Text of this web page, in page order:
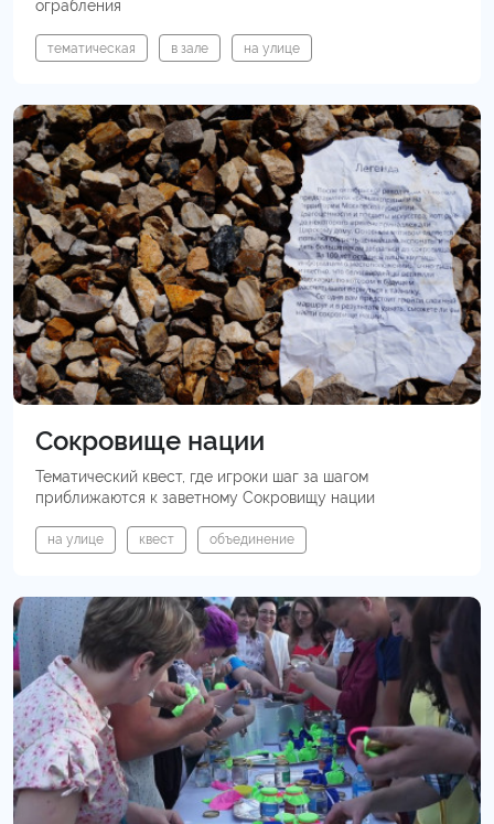
ограбления
тематическая в зале на улице
Сокровище нации
Тематический квест, где игроки шаг за шагом
приближаются к заветному Сокровищу нации
на улице квест объединение